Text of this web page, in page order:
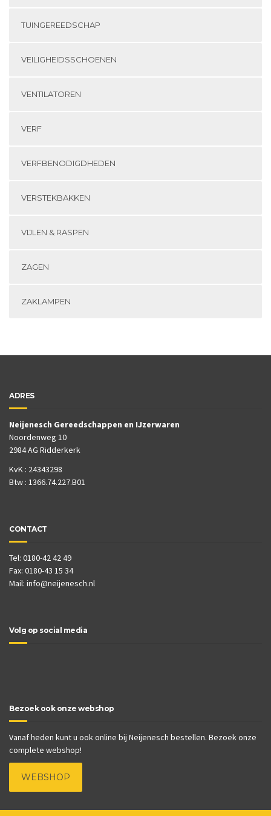
TUINGEREEDSCHAP
VEILIGHEIDSSCHOENEN
VENTILATOREN
VERF
VERFBENODIGDHEDEN
VERSTEKBAKKEN
VIJLEN & RASPEN
ZAGEN
ZAKLAMPEN
ADRES
Neijenesch Gereedschappen en IJzerwaren
Noordenweg 10
2984 AG Ridderkerk
KvK : 24343298
Btw : 1366.74.227.B01
CONTACT
Tel: 0180-42 42 49
Fax: 0180-43 15 34
Mail: info@neijenesch.nl
Volg op social media
Bezoek ook onze webshop
Vanaf heden kunt u ook online bij Neijenesch bestellen. Bezoek onze
complete webshop!
WEBSHOP